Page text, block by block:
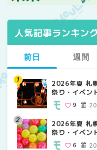
人気記事ランキン
前日
2026年夏 札
祭り・イベン
MouLa9
2026年夏 札
祭り・イベン
MouLa6
週間